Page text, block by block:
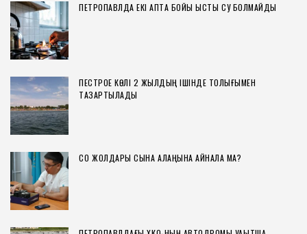
ПЕТРОПАВЛДА ЕКІ АПТА БОЙЫ ЫСТЫҚ СУ БОЛМАЙДЫ
ПЕСТРОЕ КӨЛІ 2 ЖЫЛДЫҢ ІШІНДЕ ТОЛЫҒЫМЕН
ТАЗАРТЫЛАДЫ
СҚО ЖОЛДАРЫ СЫНАҚ АЛАҢЫНА АЙНАЛА МА?